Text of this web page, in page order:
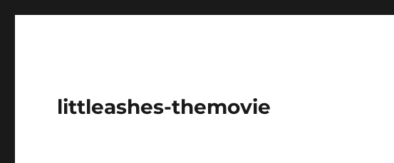
littleashes-themovie